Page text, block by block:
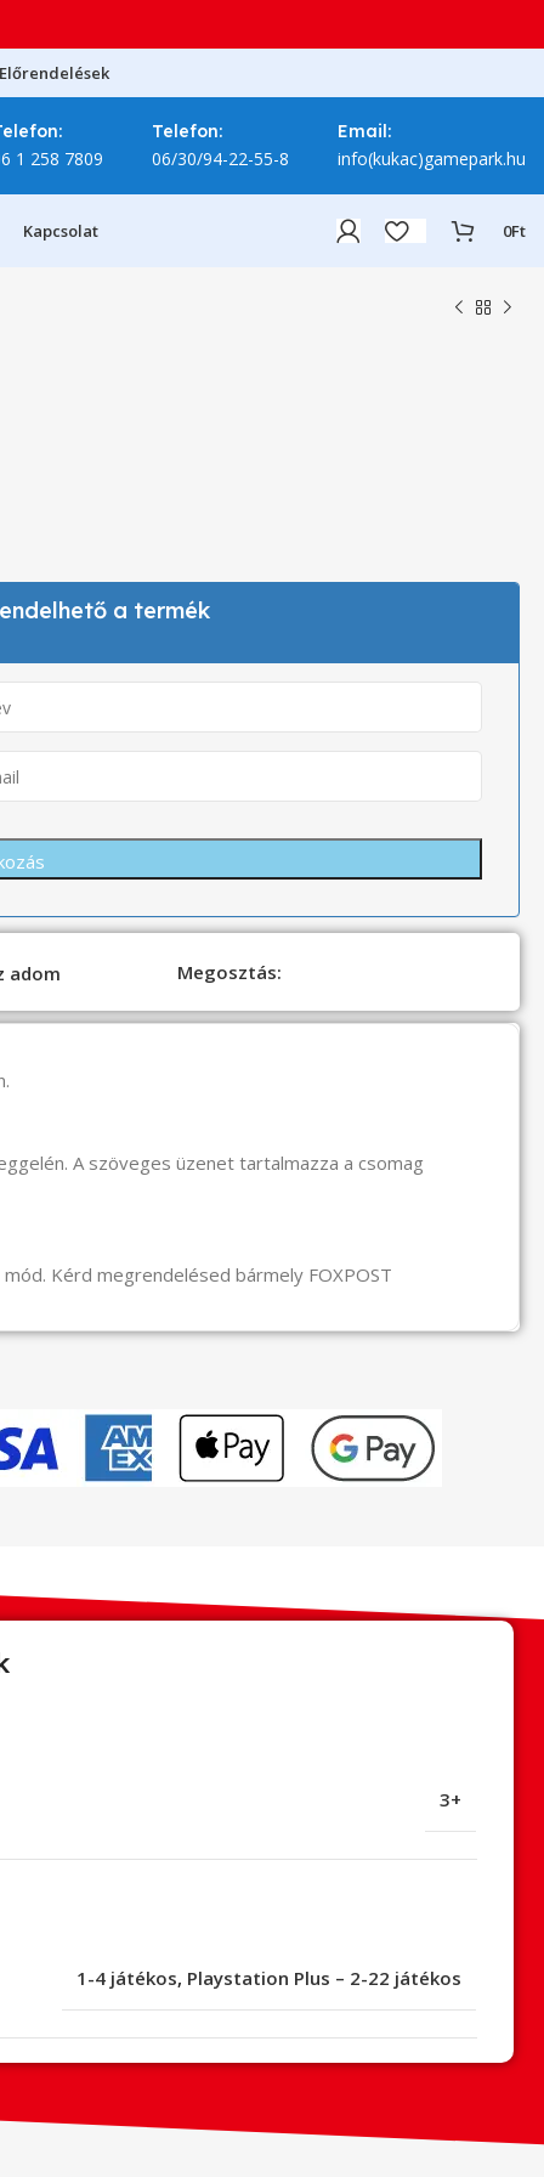
Előrendelések
1 258 7809
Telefon:
06/30/94-22-55-8
Email:
info(kukac)gamepark.hu
Kapcsolat 0Ft
a termék
adom Megosztás:
A szöveges üzenet tartalmazza a csomag
Kérd megrendelésed bármely FOXPOST
3+
1-4 játékos, Playstation Plus – 2-22 játékos